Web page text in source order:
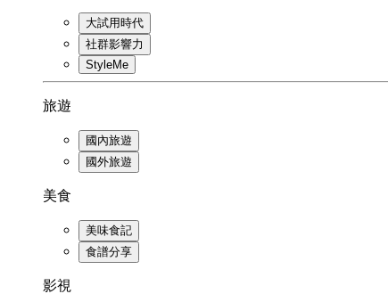
大試用時代
社群影響力
StyleMe
旅遊
國內旅遊
國外旅遊
美食
美味食記
食譜分享
影視